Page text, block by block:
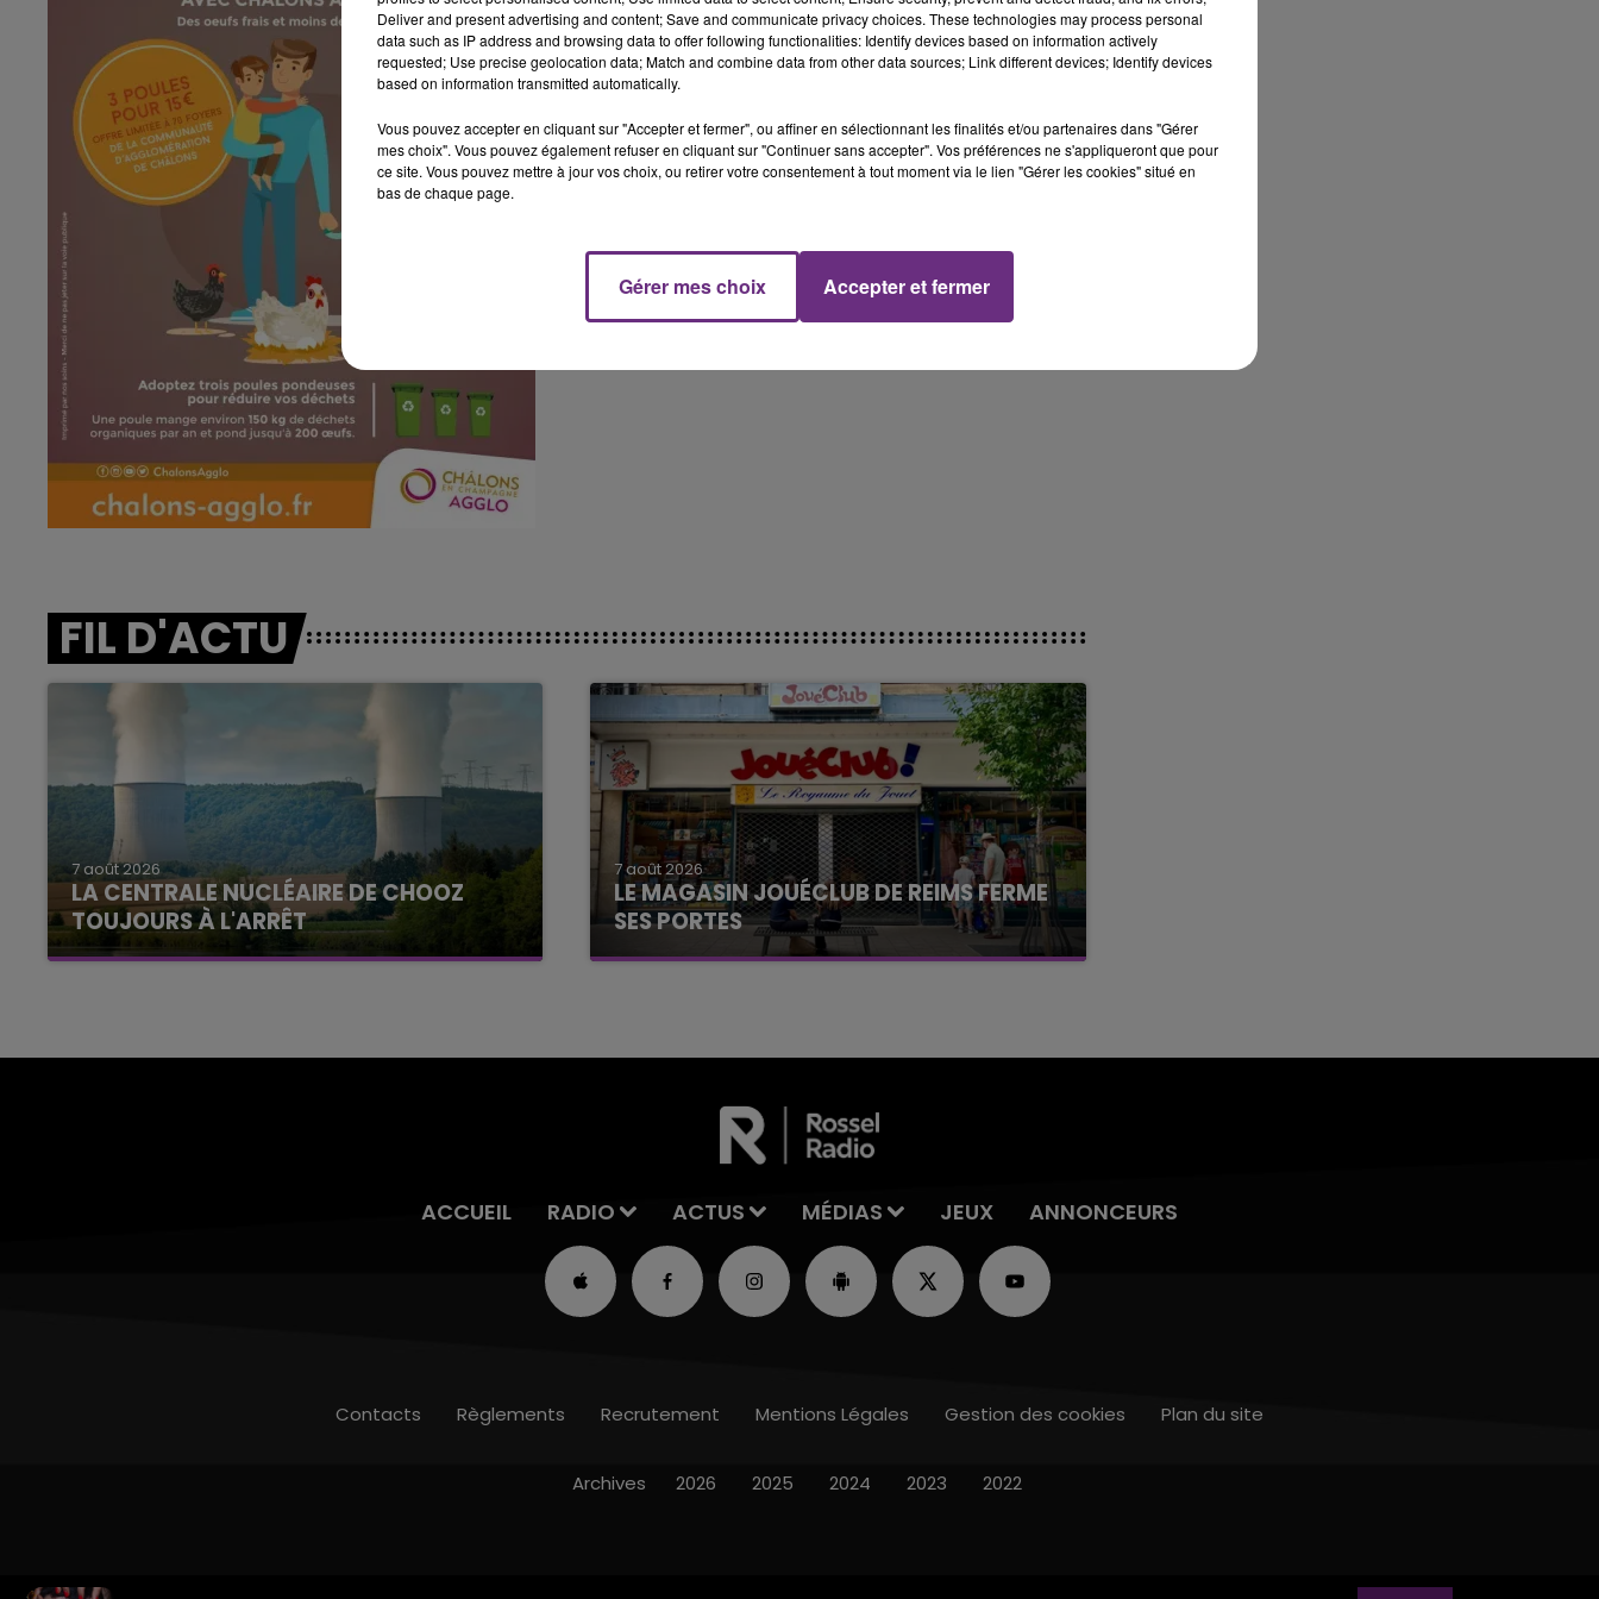
FIL D'ACTU
7 août 2026
LA CENTRALE NUCLÉAIRE DE CHOOZ
TOUJOURS À L'ARRÊT
Cela fait déjà une semaine que la centrale
7 août 2026
LE MAGASIN JOUÉCLUB DE REIMS FERME
SES PORTES
C'était l'une des institutions du centre-ville
ACCUEIL RADIO ACTUS MÉDIAS JEUX ANNONCEURS
Contacts Règlements Recrutement Mentions Légales Gestion des cookies Plan du site
Archives 2026 2025 2024 2023 2022
Deliver and present advertising and content; Save and communicate privacy choices. These technologies may process personal
data such as IP address and browsing data to offer following functionalities: Identify devices based on information actively
requested; Use precise geolocation data; Match and combine data from other data sources; Link different devices; Identify devices
based on information transmitted automatically.
Vous pouvez accepter en cliquant sur "Accepter et fermer", ou affiner en sélectionnant les finalités et/ou partenaires dans "Gérer
mes choix". Vous pouvez également refuser en cliquant sur "Continuer sans accepter". Vos préférences ne s'appliqueront que pour
ce site. Vous pouvez mettre à jour vos choix, ou retirer votre consentement à tout moment via le lien "Gérer les cookies" situé en
bas de chaque page.
Gérer mes choix Accepter et fermer